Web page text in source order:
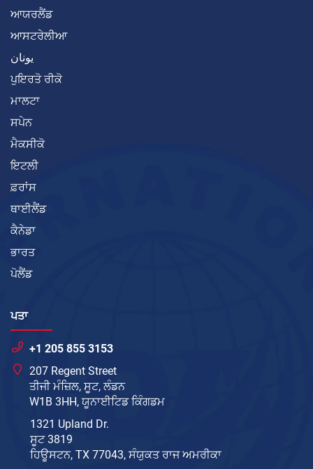
ਆਯਰਲੈਂਡ
ਆਸਟਰੇਲੀਆ
يونان
ਪੁਇਰਤੋ ਰੀਕੋ
ਮਾਲਟਾ
ਸਪੇਨ
ਮੈਕਸੀਕੋ
ਇਟਲੀ
ਫ਼ਰਾਂਸ
ਥਾਈਲੈਂਡ
ਕੈਨੇਡਾ
ਭਾਰਤ
ਪੋਲੈਂਡ
ਪਤਾ
+1 205 855 3153
207 Regent Street
ਤੀਜੀ ਮੰਜ਼ਿਲ, ਸੂਟ, ਲੰਡਨ
W1B 3HH, ਯੂਨਾਈਟਿਡ ਕਿੰਗਡਮ
1321 Upland Dr.
ਸੂਟ 3819
ਹਿਊਸਟਨ, TX 77043, ਸੰਯੁਕਤ ਰਾਜ ਅਮਰੀਕਾ